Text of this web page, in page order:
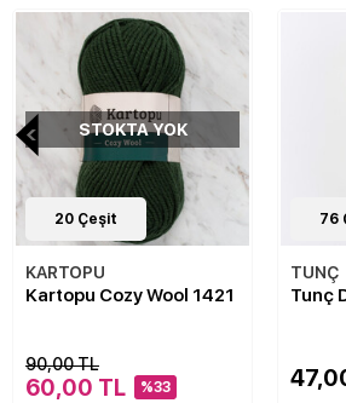
20 Çeşit
STOKTA YOK
KARTOPU
Kartopu Cozy Wool 1421
90,00 TL
60,00 TL %33
76
TUNÇ
Tunç